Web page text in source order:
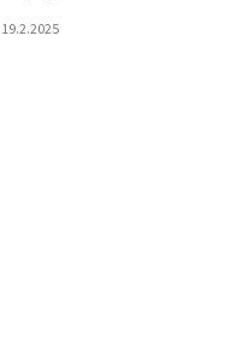
19.2.2025